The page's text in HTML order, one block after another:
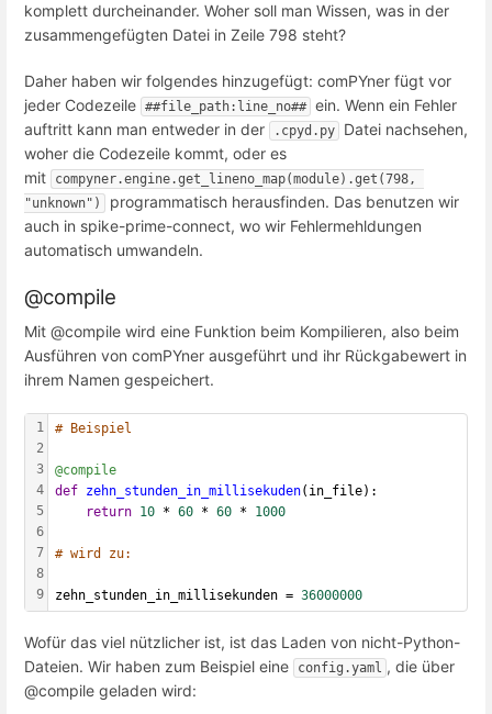
komplett durcheinander. Woher soll man Wissen, was in der
zusammengefügten Datei in Zeile 798 steht?
Daher haben wir folgendes hinzugefügt: comPYner fügt vor
jeder Codezeile ##file_path:line_no## ein. Wenn ein Fehler
auftritt kann man entweder in der
.cpyd.py
Datei nachsehen,
woher die Codezeile kommt, oder es
mit
compyner.engine.get_lineno_map(module).get(798,
"unknown")
programmatisch herausfinden. Das benutzen wir
auch in spike-prime-connect, wo wir Fehlermehldungen
automatisch umwandeln.
@compile
Mit @compile wird eine Funktion beim Kompilieren, also beim
Ausführen von comPYner ausgeführt und ihr Rückgabewert in
ihrem Namen gespeichert.
1
2
3
4
5
6
7
8
9
# Beispiel
@compile
def zehn_stunden_in_millisekuden(in_file):
return 10 * 60 * 60 * 1000
# wird zu:
zehn_stunden_in_millisekunden = 36000000
Wofür das viel nützlicher ist, ist das Laden von nicht-Python-
Dateien. Wir haben zum Beispiel eine
config.yaml , die über
@compile geladen wird: